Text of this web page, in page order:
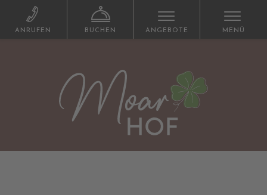
MENÜ
ANRUFEN BUCHEN ANGEBOTE